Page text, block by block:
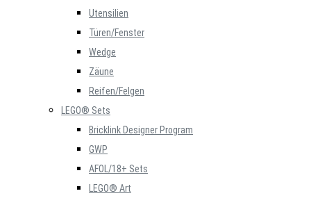
Utensilien
Türen/Fenster
Wedge
Zäune
Reifen/Felgen
LEGO® Sets
Bricklink Designer Program
GWP
AFOL/18+ Sets
LEGO® Art